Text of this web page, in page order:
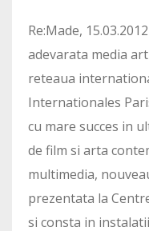
Re:Made,
adevarata media
reteaua
Internationales
cu mare succes in
de film si arta
multimedia,
prezentata la
si consta in